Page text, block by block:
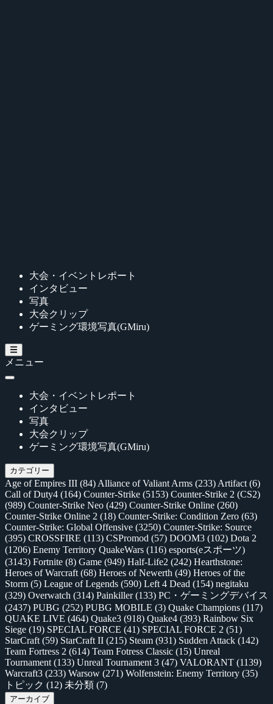
大会・イベントレポート
インタビュー
写真
大会クリップ
ゲーミング環境写真(GMiru)
メニュー
大会・イベントレポート
インタビュー
写真
大会クリップ
ゲーミング環境写真(GMiru)
カテゴリー
Age of Empires III (84) Alliance of Valiant Arms (233) Artifact (6)
Call of Duty4 (164) Counter-Strike (5153) Counter-Strike 2 (CS2)
(989) Counter-Strike Neo (429) Counter-Strike Online (260)
Counter-Strike Online 2 (18) Counter-Strike: Condition Zero (63)
Counter-Strike: Global Offensive (3250) Counter-Strike: Source
(395) CROSSFIRE (113) CSPromod (57) DOOM3 (102) Dota 2
(1206) Enemy Territory QuakeWars (116) esports(eスポーツ)
(3143) Fortnite (8) Game (949) Half-Life2 (242) Hearthstone:
Heroes of Warcraft (68) Heroes of Newerth (49) Heroes of the
Storm (5) League of Legends (590) Left 4 Dead (154) negitaku
(329) Overwatch (314) Painkiller(133) PC・ゲーミングデバイス
(2437) PUBG (252) PUBG MOBILE (3) Quake Champions (117)
QUAKE LIVE (464) Quake3 (918) Quake4 (393) Rainbow Six
Siege (19) SPECIAL FORCE (41) SPECIAL FORCE 2 (51)
StarCraft (59) StarCraft II (215) Steam (931) Sudden Attack (142)
Team Fortress 2 (614) Team Fotress Classic (15) Unreal
Tournament (133) Unreal Tournament 3 (47) VALORANT (1139)
Warcraft3 (233) Warsow (271) Wolfenstein: Enemy Territory (35)
トピック (12) 未分類 (7)
アーカイブ